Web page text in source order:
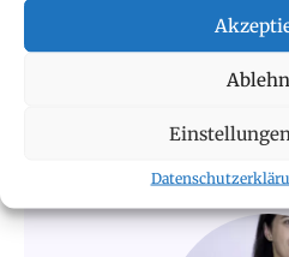
Studienergebnisse
gibt hier demnächst eine
konnten, gibt es hier eine